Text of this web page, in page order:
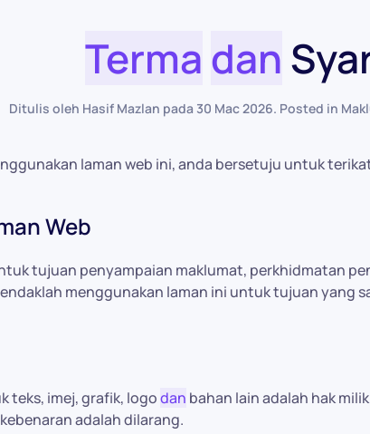
Terma dan
Ditulis oleh Hasif Mazlan pada 30 Mac 2026. Posted in
laman web ini, anda bersetuju untuk
Web
tujuan penyampaian maklumat, perkhidmatan
menggunakan laman ini untuk tujuan yang
teks, imej, grafik, logodan bahan lain adalah hak
adalah dilarang.